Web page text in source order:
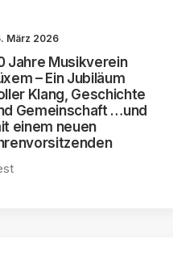
März 2026
Jahre Musikverein
– Ein Jubiläum
Klang, Geschichte
Gemeinschaft …und
einem neuen